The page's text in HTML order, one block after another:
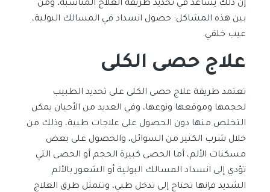
إن ذلك يساعد في تحديد طريقة العلاج المناسبة، ومن
بين هذه المشاكل: حصول انسداد في المسالك البولية،
عيب خلقي.
علاج حصى الكلى
تعتمد طريقة علاج حصى الكلى على تحديد الطبيب
لحجمها وموقعها ونوعها، وفي العديد من الأحيان يمكن
التخلص منها دون الحصول على علاجات طبية، وذلك من
خلال شرب الكثير من السوائل، والحصول على بعض
مسكنات الألم، أما الحصى كبيرة الحجم أو الحصى التي
تؤدي إلى انسداد المسالك البولية أو الشعور بالألم
الشديد فإنها تحتاج إلى تدخل طبي، وتتمثل طرق العلاج